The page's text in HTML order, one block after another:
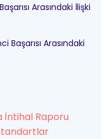
Arasındaki İlişki
Başarısı Arasındaki
İntihal Raporu